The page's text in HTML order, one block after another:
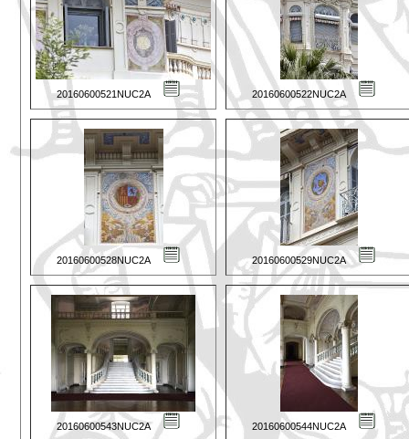
20160600521NUC2A 20160600522NUC2A
20160600528NUC2A 20160600529NUC2A
20160600543NUC2A 20160600544NUC2A